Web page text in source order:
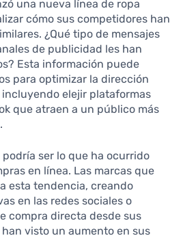
una nueva línea de ropa
cómo sus competidores han
¿Qué tipo de mensajes
de publicidad les han
Esta información puede
para optimizar la dirección
elejir plataformas
que atraen a un público más
ser lo que ha ocurrido
en línea. Las marcas que
esta tendencia, creando
en las redes sociales o
compra directa desde sus
visto un aumento en sus